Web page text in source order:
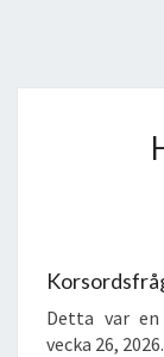
Detta var
vecka 26, 2026.